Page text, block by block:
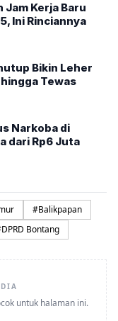
Jam Kerja Baru
Ini Rinciannya
Bikin Leher
Tewas
Narkoba di
dari Rp6 Juta
#Balikpapan
DPRD Bontang
untuk halaman ini.